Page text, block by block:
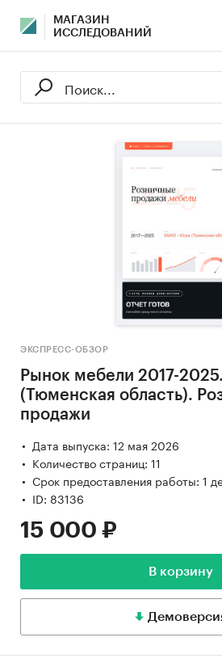
МАГАЗИН
ИССЛЕДОВАНИЙ
ЭКСПРЕСС-ОБЗОР
Рынок мебели 2017-
(Тюменская область).
продажи
Дата выпуска: 12 мая 2026
Количество страниц: 11
Срок предоставления работы: 1
ID: 83136
15 000 ₽
В корзину